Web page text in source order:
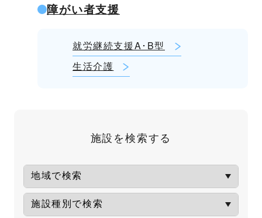
障がい者支援
就労継続支援A･B型
生活介護
施設を検索する